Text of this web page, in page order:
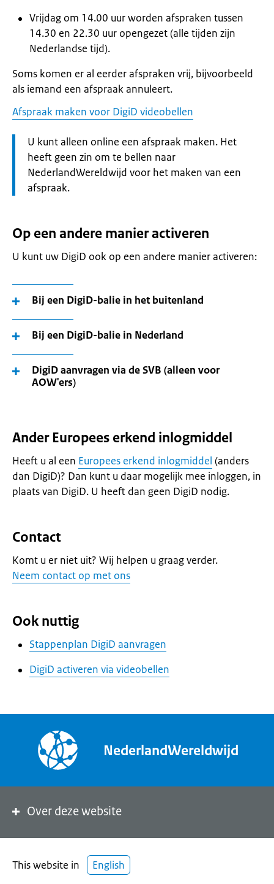
Vrijdag om 14.00 uur worden afspraken tussen
14.30 en 22.30 uur opengezet (alle tijden zijn
Nederlandse tijd).
Soms komen er al eerder afspraken vrij, bijvoorbeeld
als iemand een afspraak annuleert.
Afspraak maken voor DigiD videobellen
Let
op:
U kunt alleen online een afspraak maken. Het
heeft geen zin om te bellen naar
NederlandWereldwijd voor het maken van een
afspraak.
Op een andere manier activeren
U kunt uw DigiD ook op een andere manier activeren:
Bij een DigiD-balie in het buitenland
Bij een DigiD-balie in Nederland
DigiD aanvragen via de SVB (alleen voor
AOW'ers)
Ander Europees erkend inlogmiddel
Heeft u al een Europees erkend inlogmiddel (anders
dan DigiD)? Dan kunt u daar mogelijk mee inloggen, in
plaats van DigiD. U heeft dan geen DigiD nodig.
Contact
Komt u er niet uit? Wij helpen u graag verder.
Neem contact op met ons
Ook nuttig
Stappenplan DigiD aanvragen
DigiD activeren via videobellen
NederlandWereldwijd
Over deze website
This website in English